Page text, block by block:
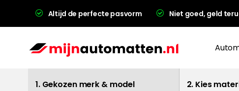
Altijd de perfecte pasvorm Niet goed, geld
1. Gekozen merk & model
2. Kies